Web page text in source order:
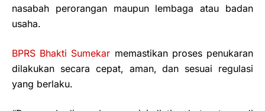
nasabah perorangan maupun lembaga atau badan
usaha.
BPRS Bhakti Sumekar memastikan proses penukaran
dilakukan secara cepat, aman, dan sesuai regulasi
yang berlaku.